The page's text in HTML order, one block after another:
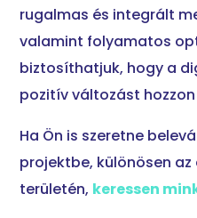
rugalmas és integrált
valamint folyamatos
biztosíthatjuk, hogy a
pozitív változást
Ha Ön is szeretne
projektbe, különösen
területén, keressen